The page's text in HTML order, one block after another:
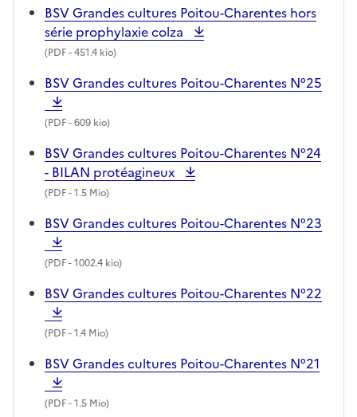
BSV Grandes cultures Poitou-Charentes hors
série prophylaxie colza
(PDF- 451.4 kio)
BSV Grandes cultures Poitou-Charentes N°25
(PDF- 609 kio)
BSV Grandes cultures Poitou-Charentes N°24
- BILAN protéagineux
(PDF- 1.5 Mio)
BSV Grandes cultures Poitou-Charentes N°23
(PDF- 1002.4 kio)
BSV Grandes cultures Poitou-Charentes N°22
(PDF- 1.4 Mio)
BSV Grandes cultures Poitou-Charentes N°21
(PDF- 1.5 Mio)